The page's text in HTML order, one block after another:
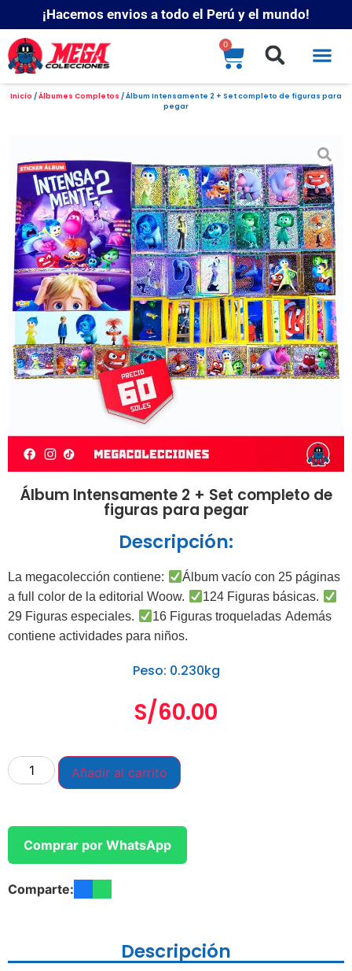
¡Hacemos envios a todo el Perú y el mundo!
0
Inicio /Álbumes Completos / Álbum Intensamente 2 + Set completo de figuras para
pegar
Álbum Intensamente 2 + Set completo de
figuras para pegar
Descripción:
La megacolección contiene:
Álbum vacío con 25 páginas
a full color de la editorial Woow.
124 Figuras básicas.
29 Figuras especiales.
16 Figuras troqueladas Además
contiene actividades para niños.
Peso: 0.230kg
S/60.00
Añadir al carrito
Comprar por WhatsApp
Comparte:
Descripción